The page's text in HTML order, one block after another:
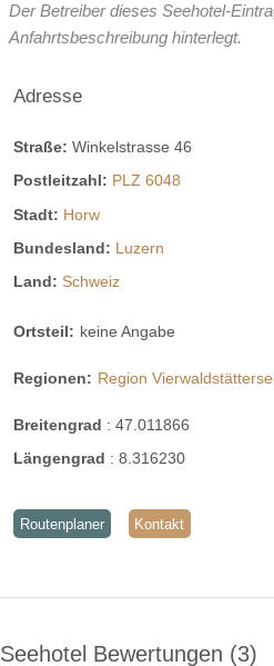
Der Betreiber dieses Seehotel-
Anfahrtsbeschreibung hinterlegt.
Adresse
Straße: Winkelstrasse 46
Postleitzahl: PLZ 6048
Stadt: Horw
Bundesland: Luzern
Land: Schweiz
Ortsteil: keine Angabe
Regionen: Region
Breitengrad : 47.011866
Längengrad : 8.316230
Routenplaner Kontakt
Seehotel Bewertungen 3